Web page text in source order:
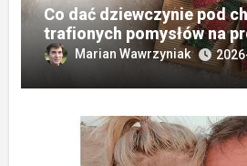
Co dać dziewczynie pod
trafionych pomysłów na
Marian Wawrzyniak